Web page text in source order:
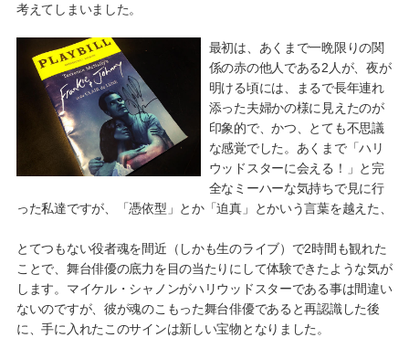
考えてしまいました。
最初は、あくまで一晩限りの関
係の赤の他人である2人が、夜が
明ける頃には、まるで長年連れ
添った夫婦かの様に見えたのが
印象的で、かつ、とても不思議
な感覚でした。あくまで「ハリ
ウッドスターに会える！」と完
全なミーハーな気持ちで見に行
った私達ですが、「憑依型」とか「迫真」とかいう言葉を越えた、
とてつもない役者魂を間近（しかも生のライブ）で2時間も観れた
ことで、舞台俳優の底力を目の当たりにして体験できたような気が
します。マイケル・シャノンがハリウッドスターである事は間違い
ないのですが、彼が魂のこもった舞台俳優であると再認識した後
に、手に入れたこのサインは新しい宝物となりました。